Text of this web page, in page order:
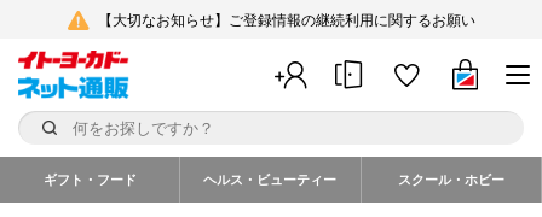
【大切なお知らせ】ご登録情報の継続利用に関するお願い
ギフト・フード ヘルス・ビューティー スクール・ホビー